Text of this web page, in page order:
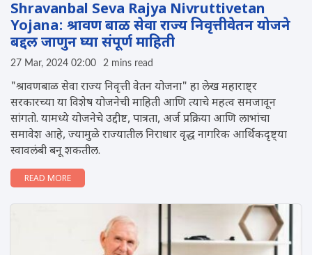
Shravanbal Seva Rajya Nivruttivetan
Yojana: श्रावण बाळ सेवा राज्य निवृत्तीवेतन योजने
बद्दल जाणुन घ्या संपूर्ण माहिती
27 Mar, 2024 02:00 2 mins read
"श्रावणबाळ सेवा राज्य निवृत्ती वेतन योजना" हा लेख महाराष्ट्र
सरकारच्या या विशेष योजनेची माहिती आणि त्याचे महत्व समजावून
सांगतो. यामध्ये योजनेचे उद्दीष्ट, पात्रता, अर्ज प्रक्रिया आणि लाभांचा
समावेश आहे, ज्यामुळे राज्यातील निराधार वृद्ध नागरिक आर्थिकदृष्ट्या
स्वावलंबी बनू शकतील.
READ MORE